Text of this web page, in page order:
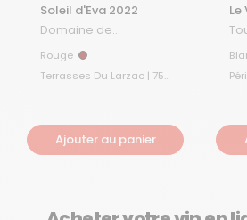
Soleil d'Eva 2022
Domaine de
Rouge Rouge
Terrasses Du Larzac | 75
Ajouter au panier
Le